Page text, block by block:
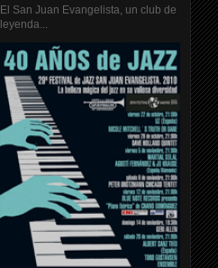
El San Juan Evangelista, un club de
leyenda...